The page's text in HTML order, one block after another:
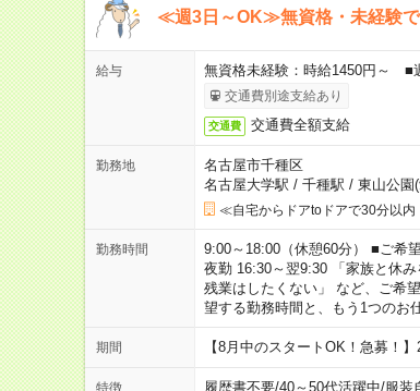
≪週3日～OK≫無資格・未経験で
給与 無資格未経験：時給1450円～
交通費別途支給あり
交通費 交通費全額支給
勤務地
名古屋市千種区
名古屋大学駅 / 千種駅 / 東山公園
≪自宅からドアtoドアで30分以内
勤務時間
9:00～18:00（休憩60分） ■ご希
夜勤 16:30～翌9:30 「家族と休
残業はしたくない」 など、ご希
望する勤務時間と、もう1つのお
期間 【8月中のスタートOK！急募！
特徴 履歴書不要/40～50代活躍中/服装